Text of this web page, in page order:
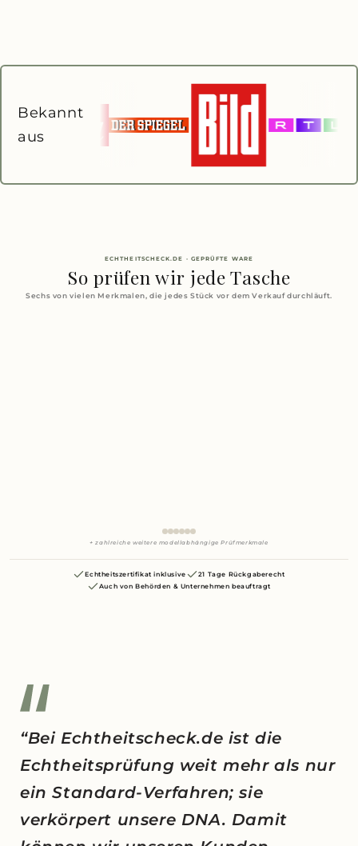
Bekannt
aus
ECHTHEITSCHECK.DE · GEPRÜFTE WARE
So prüfen wir jede Tasche
Sechs von vielen Merkmalen, die jedes Stück vor dem Verkauf durchläuft.
+ zahlreiche weitere modellabhängige Prüfmerkmale
Echtheitszertifikat inklusive
21 Tage Rückgaberecht
Auch von Behörden & Unternehmen beauftragt
“Bei Echtheitscheck.de ist die
Echtheitsprüfung weit mehr als nur
ein Standard-Verfahren; sie
verkörpert unsere DNA. Damit